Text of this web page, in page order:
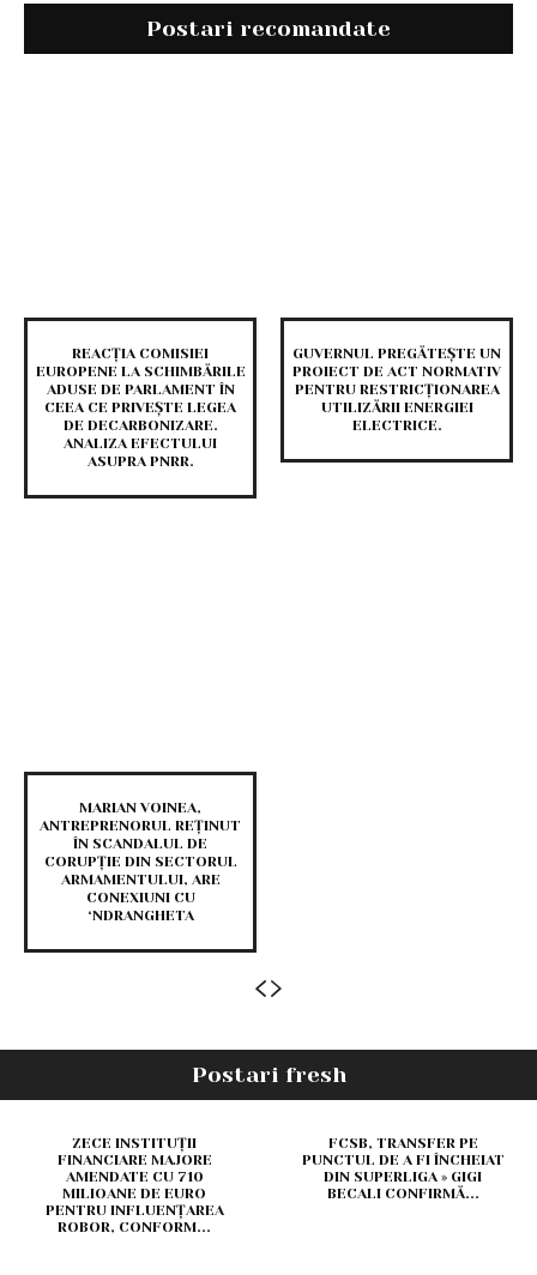
Postari recomandate
REACȚIA COMISIEI
EUROPENE LA SCHIMBĂRILE
ADUSE DE PARLAMENT ÎN
CEEA CE PRIVEȘTE LEGEA
DE DECARBONIZARE.
ANALIZA EFECTULUI
ASUPRA PNRR.
GUVERNUL PREGĂTEȘTE UN
PROIECT DE ACT NORMATIV
PENTRU RESTRICȚIONAREA
UTILIZĂRII ENERGIEI
ELECTRICE.
MARIAN VOINEA,
ANTREPRENORUL REȚINUT
ÎN SCANDALUL DE
CORUPȚIE DIN SECTORUL
ARMAMENTULUI, ARE
CONEXIUNI CU
‘NDRANGHETA
Postari fresh
ZECE INSTITUȚII
FINANCIARE MAJORE
AMENDATE CU 710
MILIOANE DE EURO
PENTRU INFLUENȚAREA
ROBOR, CONFORM...
FCSB, TRANSFER PE
PUNCTUL DE A FI ÎNCHEIAT
DIN SUPERLIGA » GIGI
BECALI CONFIRMĂ...